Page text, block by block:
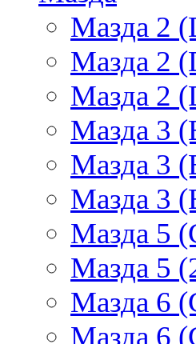
Мазда 2
Мазда 2
Мазда 2
Мазда 3
Мазда 3
Мазда 3
Мазда 5
Мазда 5
Мазда 6
Мазда 6